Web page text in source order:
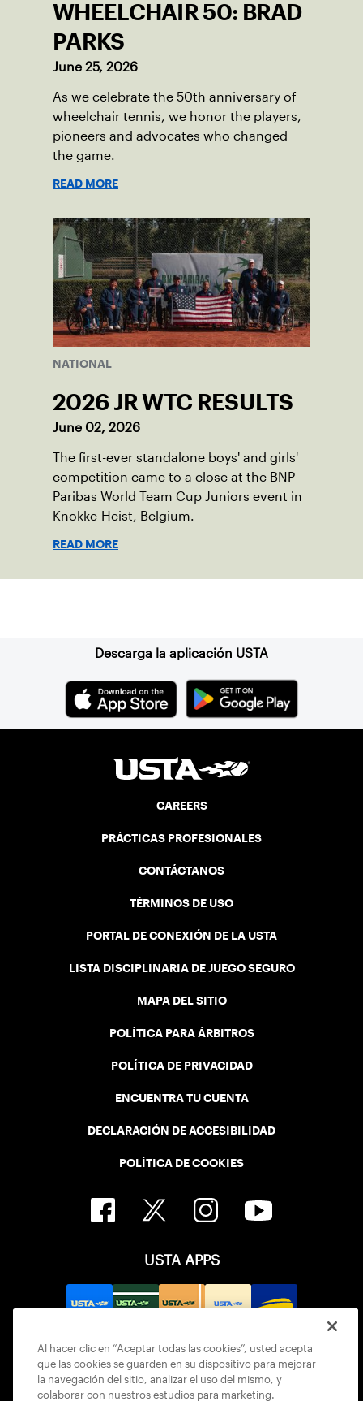
WHEELCHAIR 50: BRAD
PARKS
June 25, 2026
As we celebrate the 50th anniversary of
wheelchair tennis, we honor the players,
pioneers and advocates who changed
the game.
READ MORE
NATIONAL
2026 JR WTC RESULTS
June 02, 2026
The first-ever standalone boys' and girls'
competition came to a close at the BNP
Paribas World Team Cup Juniors event in
Knokke-Heist, Belgium.
READ MORE
Descarga la aplicación USTA
CAREERS
PRÁCTICAS PROFESIONALES
CONTÁCTANOS
TÉRMINOS DE USO
PORTAL DE CONEXIÓN DE LA USTA
LISTA DISCIPLINARIA DE JUEGO SEGURO
MAPA DEL SITIO
POLÍTICA PARA ÁRBITROS
POLÍTICA DE PRIVACIDAD
ENCUENTRA TU CUENTA
DECLARACIÓN DE ACCESIBILIDAD
POLÍTICA DE COOKIES
USTA APPS
Al hacer clic en “Aceptar todas las cookies”, usted acepta
que las cookies se guarden en su dispositivo para mejorar
la navegación del sitio, analizar el uso del mismo, y
colaborar con nuestros estudios para marketing.